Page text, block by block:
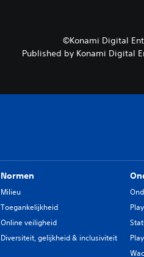
©Konami Digital
Published by Konami Digital
Normen
Milieu
Toegankelijkheid
Online veiligheid
Diversiteit, gelijkheid & inclusiviteit